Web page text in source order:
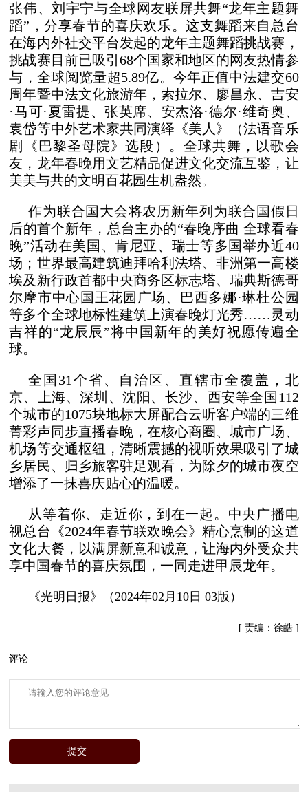
张伟、刘宇宁与全球网友联屏共舞“龙年主题舞
蹈”，分享春节的喜庆欢乐。这支舞蹈来自总台
在海内外社交平台发起的龙年主题舞蹈挑战赛，
挑战赛目前已吸引68个国家和地区的网友热情参
与，全球阅览量超5.89亿。今年正值中法建交60
周年暨中法文化旅游年，索拉尔、廖昌永、吉安
·马可·夏雷提、张英席、安杰洛·德尔·维奇奥、
袁岱等中外艺术家共同演绎《美人》（法语音乐
剧《巴黎圣母院》选段）。全球共舞，以歌会
友，龙年春晚用文艺精品促进文化交流互鉴，让
美美与共的文明百花园生机盎然。
作为联合国大会将农历新年列为联合国假日
后的首个新年，总台主办的“春晚序曲 全球看春
晚”活动在美国、肯尼亚、瑞士等多国举办近40
场；世界最高建筑迪拜哈利法塔、非洲第一高楼
埃及新行政首都中央商务区标志塔、瑞典斯德哥
尔摩市中心国王花园广场、巴西多娜·琳杜公园
等多个全球地标性建筑上演春晚灯光秀……灵动
吉祥的“龙辰辰”将中国新年的美好祝愿传遍全
球。
全国31个省、自治区、直辖市全覆盖，北
京、上海、深圳、沈阳、长沙、西安等全国112
个城市的1075块地标大屏配合云听客户端的三维
菁彩声同步直播春晚，在核心商圈、城市广场、
机场等交通枢纽，清晰震撼的视听效果吸引了城
乡居民、归乡旅客驻足观看，为除夕的城市夜空
增添了一抹喜庆贴心的温暖。
从等着你、走近你，到在一起。中央广播电
视总台《2024年春节联欢晚会》精心烹制的这道
文化大餐，以满屏新意和诚意，让海内外受众共
享中国春节的喜庆氛围，一同走进甲辰龙年。
《光明日报》（2024年02月10日 03版）
[ 责编：徐皓 ]
评论